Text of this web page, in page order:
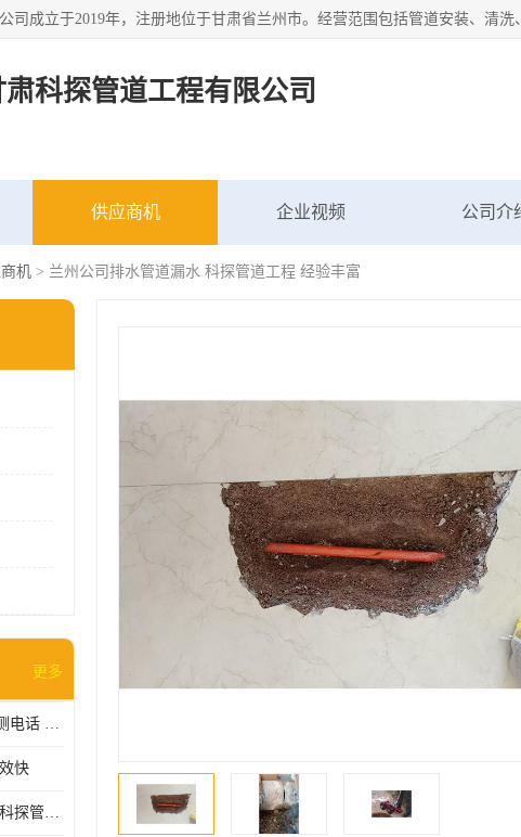
肃科探管道工程有限公司
供应商机 企业视频 公司介
机 > 兰州公司排水管道漏水 科探管道工程 经验丰富
更多
家庭自来水管漏水检测电话 服务周到
快
市政高压车疏通清洗 科探管道工程 设备齐